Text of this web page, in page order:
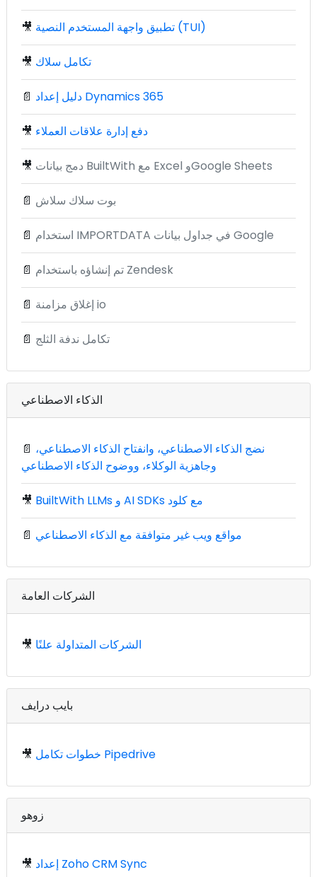
🎥 تطبيق واجهة المستخدم النصية (TUI)
🎥 تكامل سلاك
📄 دليل إعداد Dynamics 365
🎥 دفع إدارة علاقات العملاء
🎥 دمج بيانات BuiltWith مع Excel وGoogle Sheets
📄 بوت سلاك سلاش
📄 استخدام IMPORTDATA في جداول بيانات Google
📄 تم إنشاؤه باستخدام Zendesk
📄 إغلاق مزامنة io
📄 تكامل ندفة الثلج
الذكاء الاصطناعي
📄 نضج الذكاء الاصطناعي، وانفتاح الذكاء الاصطناعي،
وجاهزية الوكلاء، ووضوح الذكاء الاصطناعي
🎥 BuiltWith LLMs و AI SDKs مع كلود
📄 مواقع ويب غير متوافقة مع الذكاء الاصطناعي
الشركات العامة
🎥 الشركات المتداولة علنًا
بايب درايف
🎥 خطوات تكامل Pipedrive
زوهو
🎥 إعداد Zoho CRM Sync